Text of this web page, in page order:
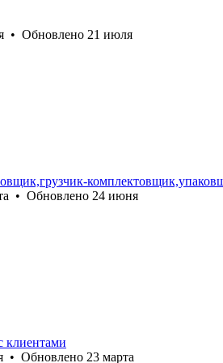
• Обновлено 21 июля
• Обновлено 24 июня
клиентами
• Обновлено 23 марта